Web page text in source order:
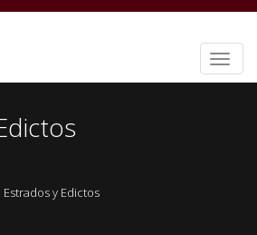
Estrados y Edictos